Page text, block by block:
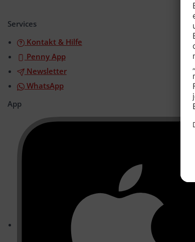
Services
Kontakt & Hilfe
Penny App
Newsletter
WhatsApp
App